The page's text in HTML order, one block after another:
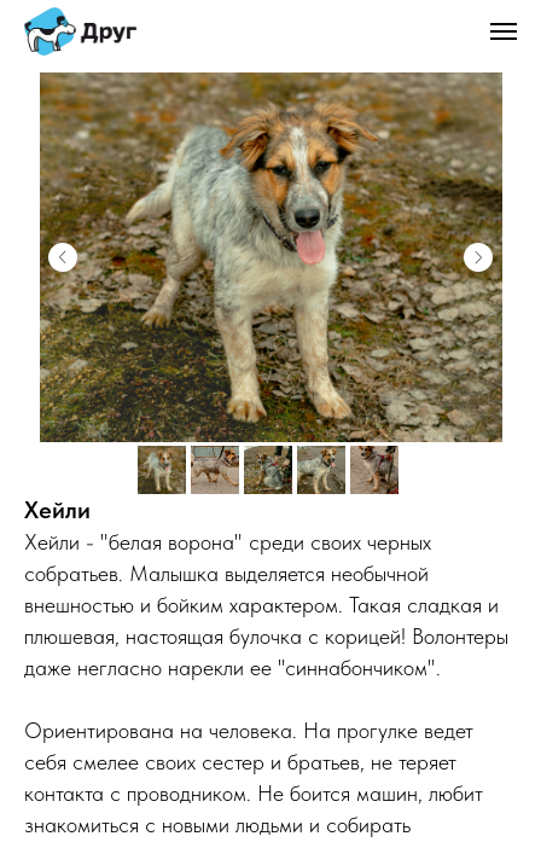
Хейли
Хейли - "белая ворона" среди своих черных
собратьев. Малышка выделяется необычной
внешностью и бойким характером. Такая сладкая и
плюшевая, настоящая булочка с корицей! Волонтеры
даже негласно нарекли ее "синнабончиком".
Ориентирована на человека. На прогулке ведет
себя смелее своих сестер и братьев, не теряет
контакта с проводником. Не боится машин, любит
знакомиться с новыми людьми и собирать